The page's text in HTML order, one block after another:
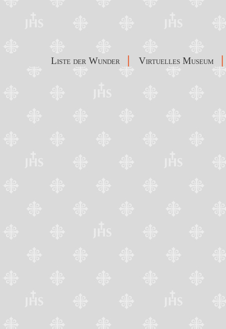
Liste der Wunder Virtuelles Museum